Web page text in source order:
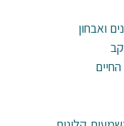
ואבחון